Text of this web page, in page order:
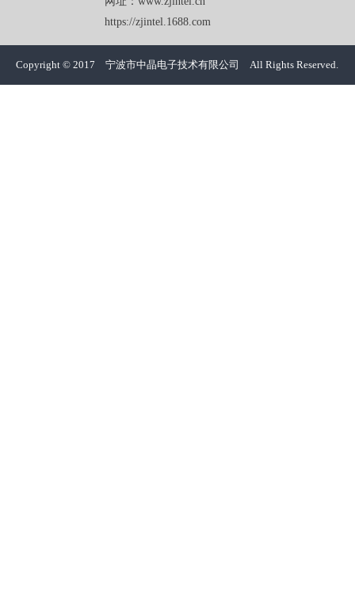
https://zjintel.1688.com
Copyright © 2017 宁波市中晶电子技术有限公司 All Rights Reserved.